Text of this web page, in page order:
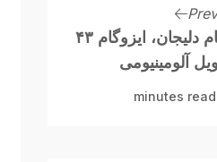
برف بام دلیجان، ایزوگام ۴۳
آلومینیومی